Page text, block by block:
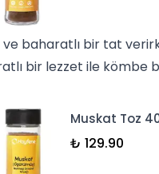
baharatlı bir tat
bir lezzet ile
Muskat Toz
₺ 129.90